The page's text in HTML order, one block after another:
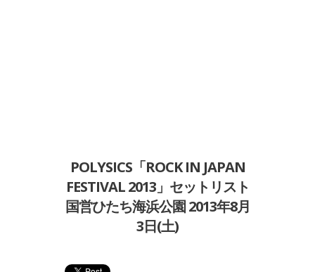
POLYSICS「ROCK IN JAPAN
FESTIVAL 2013」セットリスト
国営ひたち海浜公園 2013年8月
3日(土)